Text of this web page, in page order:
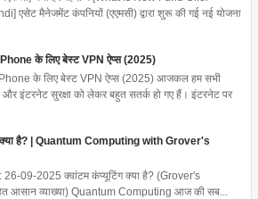
एसेट मैनेजमेंट कंपनियों (एएमसी) द्वारा शुरू की गई नई योजना
के लिए बेस्ट VPN ऐप्स (2025)
के लिए बेस्ट VPN ऐप्स (2025) आजकल हम सभी
और इंटरनेट सुरक्षा को लेकर बहुत सतर्क हो गए हैं। इंटरनेट पर
क्या है? | Quantum Computing with Grover's
09-2025 क्वांटम कंप्यूटिंग क्या है? (Grover's
आसान व्याख्या) Quantum Computing आज की सब...